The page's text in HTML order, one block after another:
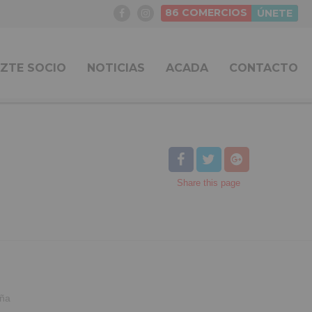
86 COMERCIOS ÚNETE
SOCIO NOTICIAS ACADA CONTACTO
Share this page